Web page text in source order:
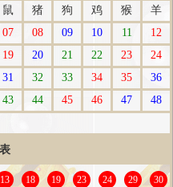
鼠 猪 狗 鸡 猴
羊
07 08 09 10 11
12
19 20 21 22 23
24
31 32 33 34 35
36
43 44 45 46 47
48
13 18 19 23 24 29
30